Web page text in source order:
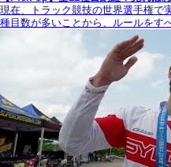
現在、トラック競技の世界選手権で
種目数が多いことから、ルールをす